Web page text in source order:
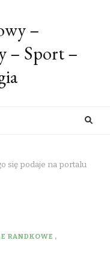
–
– Sport –
się podaje na portalu
RANDKOWE